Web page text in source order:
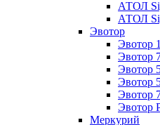
АТОЛ
АТОЛ
Эвотор
Эвотор
Эвотор
Эвотор
Эвотор
Эвотор
Эвотор
Меркурий